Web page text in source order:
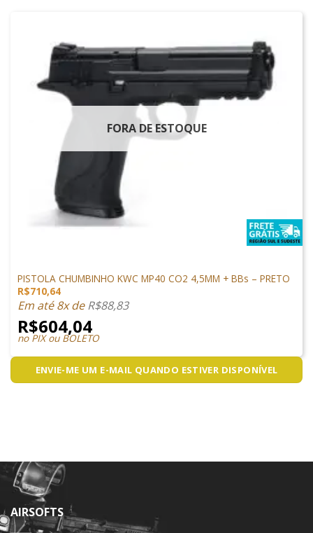
FORA DE ESTOQUE
PISTOLA CHUMBINHO KWC MP40 CO2 4,5MM + BBs – PRETO
R$710,64
Em até 8x deR$88,83
R$604,04
no PIX ou BOLETO
ENVIE-ME UM E-MAIL QUANDO ESTIVER DISPONÍVEL
AIRSOFTS